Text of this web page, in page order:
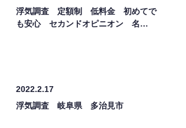
浮気調査 定額制 低料金 初めてで
も安心 セカンドオピニオン 名…
2022.2.17
浮気調査 岐阜県 多治見市